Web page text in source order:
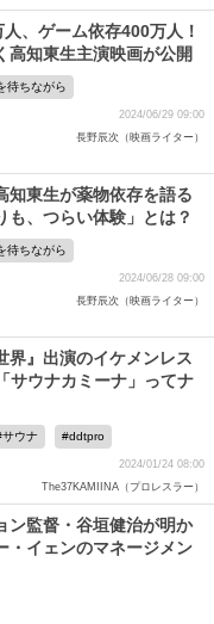
、ゲーム依存400万人！
高知東生主演映画が公開
待ちながら
2024/06/29 09:00
長野辰次（映画ライター）
知東生が薬物依存を語る
も、つらい体験」とは？
待ちながら
2024/06/28 09:00
長野辰次（映画ライター）
界』出演のイケメンレス
サウナカミーナ」ってナ
サウナ ddtpro
2024/01/24 08:00
The37KAMIINA（プロレスラー）
ン監督・谷垣健治が明か
・イェンのマネージメン